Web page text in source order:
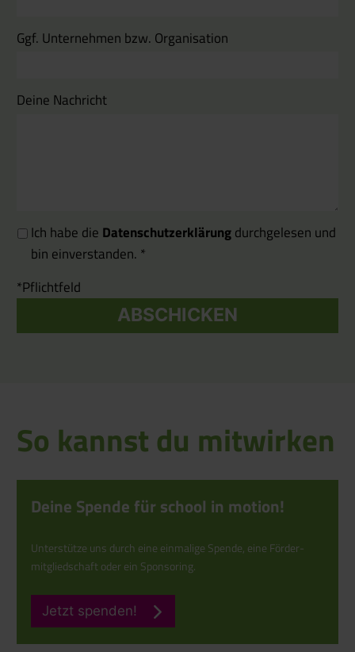
Ggf. Unternehmen bzw. Organisation
Deine Nachricht
Ich habe die Datenschutzerklärungdurchgelesen und
bin einverstanden. *
*Pflichtfeld
ABSCHICKEN
So kannst du mitwirken
Deine Spende für school in motion!
Unterstütze uns durch eine einmalige Spende, eine Förder­
mitgliedschaft oder ein Sponsoring.
Jetzt spenden!